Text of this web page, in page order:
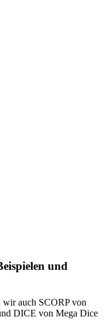
und
wir auch SCORP von
DICE von Mega Dice